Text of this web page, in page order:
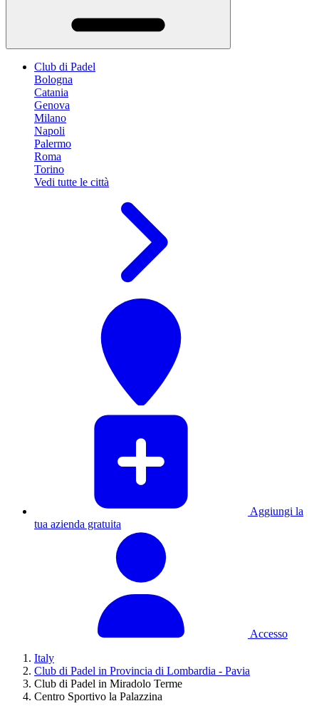
Club di Padel
Bologna
Catania
Genova
Milano
Napoli
Palermo
Roma
Torino
Vedi tutte le città
Aggiungi la
tua azienda gratuita
Accesso
Italy
Club di Padel in Provincia di Lombardia - Pavia
Club di Padel in Miradolo Terme
Centro Sportivo la Palazzina